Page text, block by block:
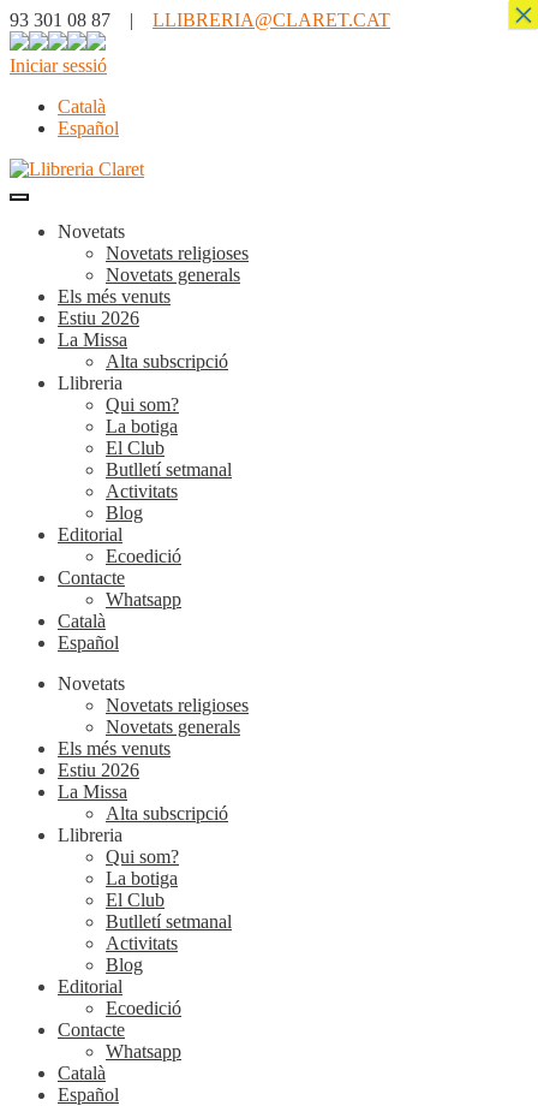
93 301 08 87 | LLIBRERIA@CLARET.CAT
Iniciar sessió
Català
Español
Novetats
Novetats religioses
Novetats generals
Els més venuts
Estiu 2026
La Missa
Alta subscripció
Llibreria
Qui som?
La botiga
El Club
Butlletí setmanal
Activitats
Blog
Editorial
Ecoedició
Contacte
Whatsapp
Català
Español
Novetats
Novetats religioses
Novetats generals
Els més venuts
Estiu 2026
La Missa
Alta subscripció
Llibreria
Qui som?
La botiga
El Club
Butlletí setmanal
Activitats
Blog
Editorial
Ecoedició
Contacte
Whatsapp
Català
Español
×